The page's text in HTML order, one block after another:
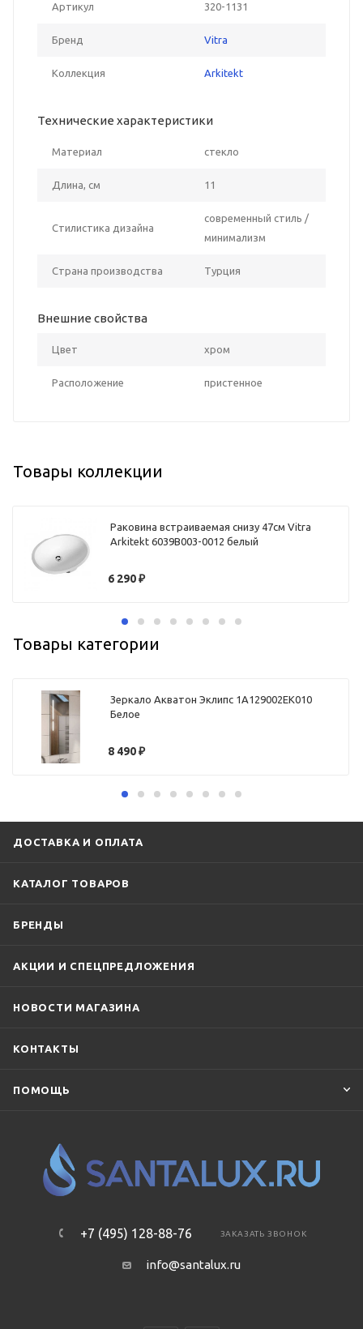
Артикул 320-1131
Бренд Vitra
Коллекция Arkitekt
Технические характеристики
Материал стекло
Длина, см 11
Стилистика дизайна
современный стиль /
минимализм
Страна производства Турция
Внешние свойства
Цвет хром
Расположение пристенное
Товары коллекции
Раковина встраиваемая снизу 47см Vitra
Arkitekt 6039B003-0012 белый
6 290₽
Товары категории
Зеркало Акватон Эклипс 1A129002EK010
Белое
8 490₽
ДОСТАВКА И ОПЛАТА
КАТАЛОГ ТОВАРОВ
БРЕНДЫ
АКЦИИ И СПЕЦПРЕДЛОЖЕНИЯ
НОВОСТИ МАГАЗИНА
КОНТАКТЫ
ПОМОЩЬ
+7 (495) 128-88-76 ЗАКАЗАТЬ ЗВОНОК
info@santalux.ru